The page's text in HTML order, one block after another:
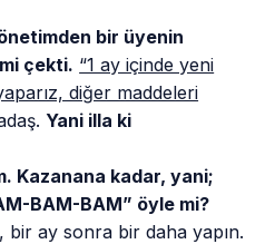
bir üyenin
çekti. “1 ay içinde yeni
diğer maddeleri
Yani illa ki
Kazanana kadar, yani;
BAM-BAM” öyle mi?
bir ay sonra bir daha yapın.